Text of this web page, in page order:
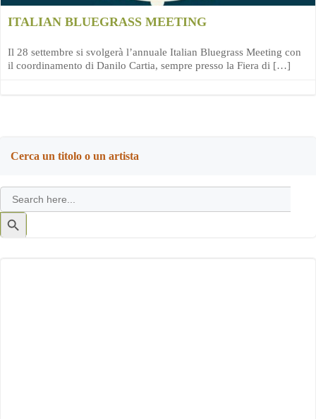
ITALIAN BLUEGRASS MEETING
Il 28 settembre si svolgerà l’annuale Italian Bluegrass Meeting con
il coordinamento di Danilo Cartia, sempre presso la Fiera di […]
Cerca un titolo o un artista
Search
for:
Search
Button